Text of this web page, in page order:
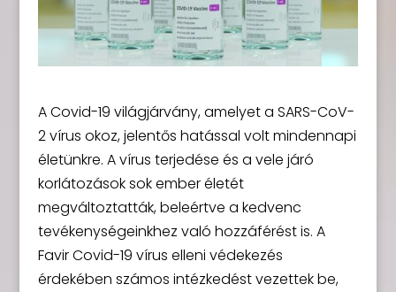
A Covid-19 világjárvány, amelyet a SARS-CoV-
2 vírus okoz, jelentős hatással volt mindennapi
életünkre. A vírus terjedése és a vele járó
korlátozások sok ember életét
megváltoztatták, beleértve a kedvenc
tevékenységeinkhez való hozzáférést is. A
Favir Covid-19 vírus elleni védekezés
érdekében számos intézkedést vezettek be,